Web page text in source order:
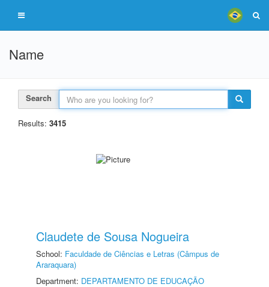
Name
Search
Results: 3415
Claudete de Sousa Nogueira
School: Faculdade de Ciências e Letras (Câmpus de
Araraquara)
Department: DEPARTAMENTO DE EDUCAÇÃO